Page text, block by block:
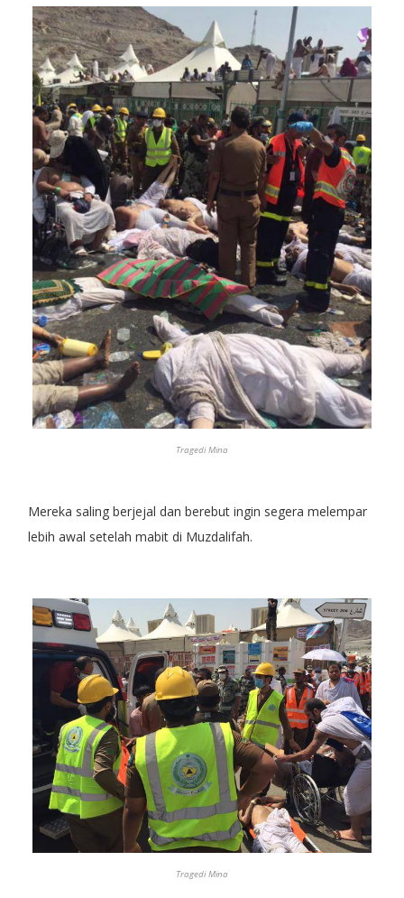
Tragedi Mina
Mereka saling berjejal dan berebut ingin segera melempar
lebih awal setelah mabit di Muzdalifah.
Tragedi Mina